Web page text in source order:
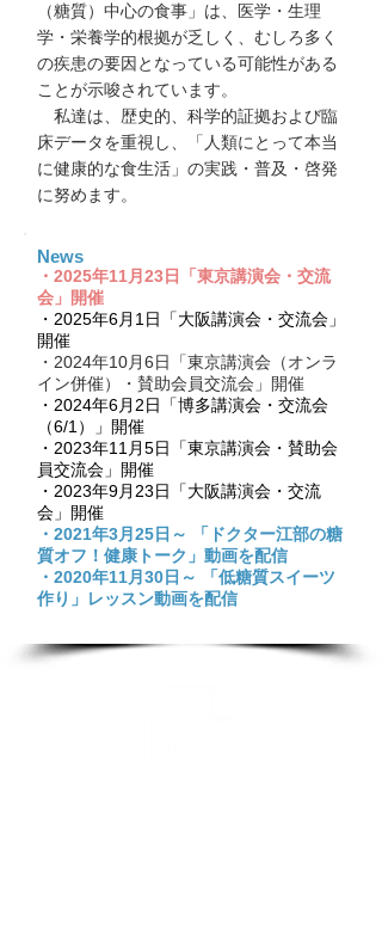
（糖質）中心の食事」は、医学・生理
学・栄養学的根拠が乏しく、むしろ多く
の疾患の要因となっている可能性がある
ことが示唆されています。
私達は、歴史的、科学的証拠および臨
床データを重視し、「人類にとって本当
に健康的な食生活」の実践・普及・啓発
に努めます。
News
・2025年11月23日「東京講演会・交流
会」開催
​・2025年6月1日「大阪講演会・交流会」
開催
・2024年10月6日「東京講演会（オンラ
イン併催）・賛助会員交流会」開催
​・2024年6月2日「博多講演会・交流会
（6/1）」開催
・2023年11月5日「東京講演会・賛助会
員交流会」開催
・2023年9月23日「大阪講演会・交流
会」開催
・2021年3月25日～ 「ドクター江部の糖
質オフ！健康トーク」動画を配信
​・2020年11月30日～ 「低糖質スイーツ
作り」レッスン動画を配信